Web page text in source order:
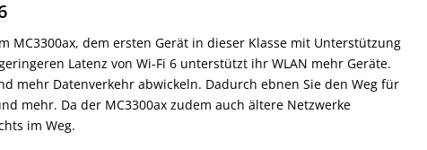
MC3300ax, dem ersten Gerät in dieser Klasse mit Unterstützung
Latenz von Wi-Fi 6 unterstützt ihr WLAN mehr Geräte.
mehr Datenverkehr abwickeln. Dadurch ebnen Sie den Weg für
mehr. Da der MC3300ax zudem auch ältere Netzwerke
im Weg.